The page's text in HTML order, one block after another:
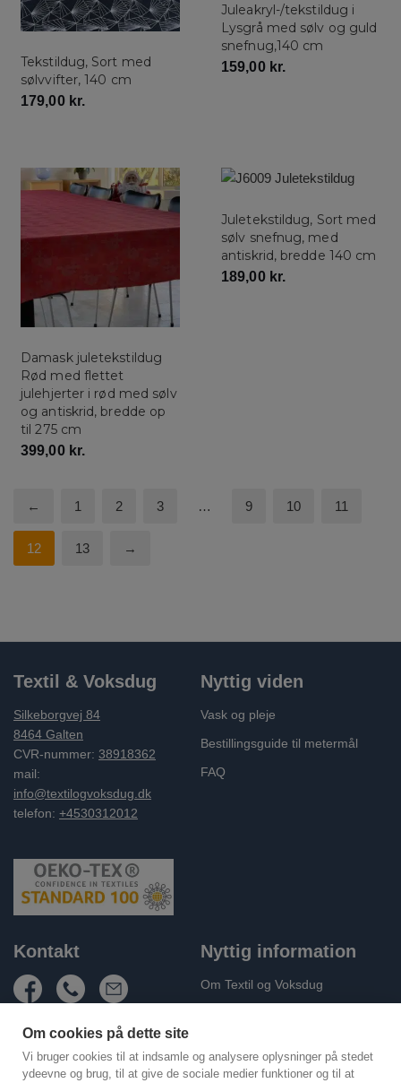
Tekstildug, Sort med
sølvvifter, 140 cm
179,00 kr.
Juleakryl-/tekstildug i
Lysgrå med sølv og guld
snefnug,140 cm
159,00 kr.
Damask juletekstildug
Rød med flettet
julehjerter i rød med sølv
og antiskrid, bredde op
til 275 cm
399,00 kr.
Juletekstildug, Sort med
sølv snefnug, med
antiskrid, bredde 140 cm
189,00 kr.
← 1 2 3 … 9 10 11
12 13 →
Textil & Voksdug
Silkeborgvej 84
8464 Galten
CVR-nummer: 38918362
mail:
info@textilogvoksdug.dk
telefon: +4530312012
Nyttig viden
Vask og pleje
Bestillingsguide til metermål
FAQ
Kontakt Nyttig information
Om Textil og Voksdug
Persondatapolitik
Om cookies på dette site
Vi bruger cookies til at indsamle og analysere oplysninger på stedet
ydeevne og brug, til at give de sociale medier funktioner og til at